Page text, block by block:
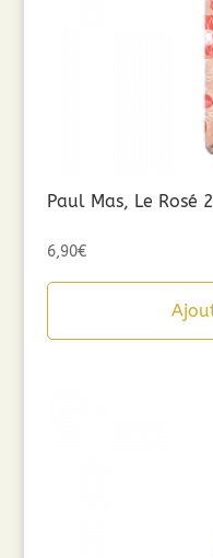
Paul Mas, Le Rosé
6,90€